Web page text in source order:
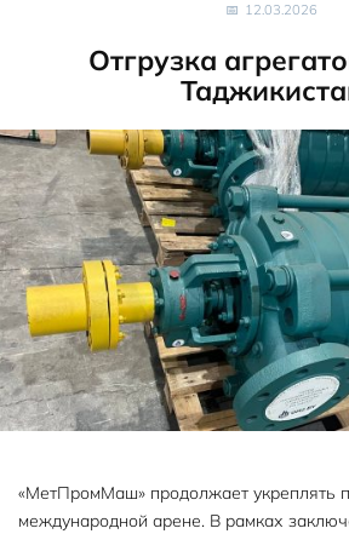
12.03.2026
Отгрузка
«МетПромМаш» продолжает укреплять
международной арене. В рамках